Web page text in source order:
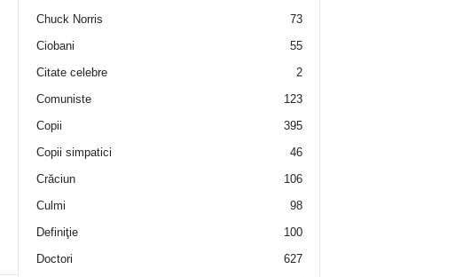
Chuck Norris
73
Ciobani
55
Citate celebre
2
Comuniste
123
Copii
395
Copii simpatici
46
Crăciun
106
Culmi
98
Definiţie
100
Doctori
627